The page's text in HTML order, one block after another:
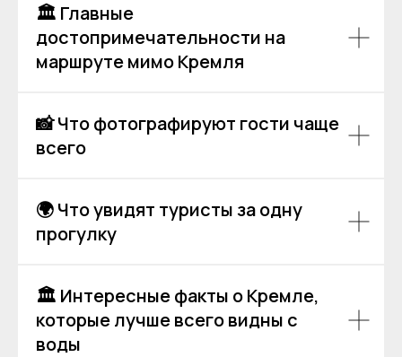
🏛 Главные
достопримечательности на
маршруте мимо Кремля
📸 Что фотографируют гости чаще
всего
🌍 Что увидят туристы за одну
прогулку
🏛 Интересные факты о Кремле,
которые лучше всего видны с
воды
+7 (499) 376 86-96
+7 (499) 992 99-89
Аренда теплоходов
Речные прогулки
Аренда яхт
Мероприятия
Выпускной
Расписание
Контакты
О компании